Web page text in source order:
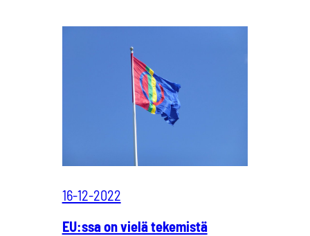
16-12-2022
EU:ssa on vielä tekemistä